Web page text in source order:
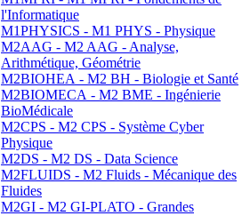
l'Informatique
M1PHYSICS - M1 PHYS - Physique
M2AAG - M2 AAG - Analyse,
Arithmétique, Géométrie
M2BIOHEA - M2 BH - Biologie et Santé
M2BIOMECA - M2 BME - Ingénierie
BioMédicale
M2CPS - M2 CPS - Système Cyber
Physique
M2DS - M2 DS - Data Science
M2FLUIDS - M2 Fluids - Mécanique des
Fluides
M2GI - M2 GI-PLATO - Grandes